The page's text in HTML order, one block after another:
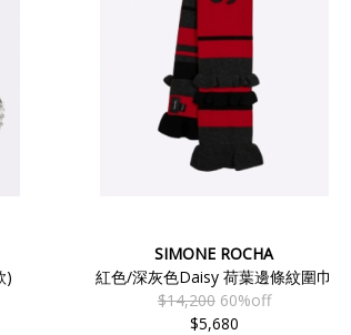
)
SIMONE ROCHA
紅色/深灰色Daisy 荷葉邊條紋圍巾
$14,200 60%off
$5,680